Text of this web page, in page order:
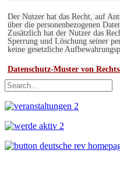
Der Nutzer hat das Recht, auf
über die personenbezogenen
Zusätzlich hat der Nutzer das
Sperrung und Löschung seiner
keine gesetzliche
Datenschutz-Muster von